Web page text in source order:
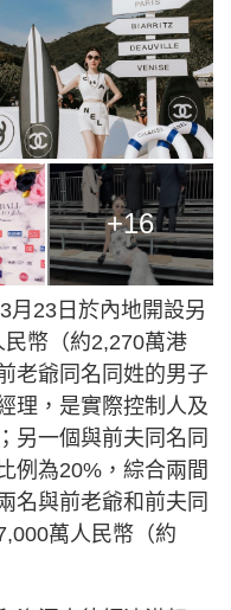
+16
月23日於內地開設另
幣（約2,270萬港
老爺同名同姓的男子
理，是實際控制人及
另一個與前夫同名同
例為20%，綜合兩間
名與前老爺和前夫同
萬人民幣（約